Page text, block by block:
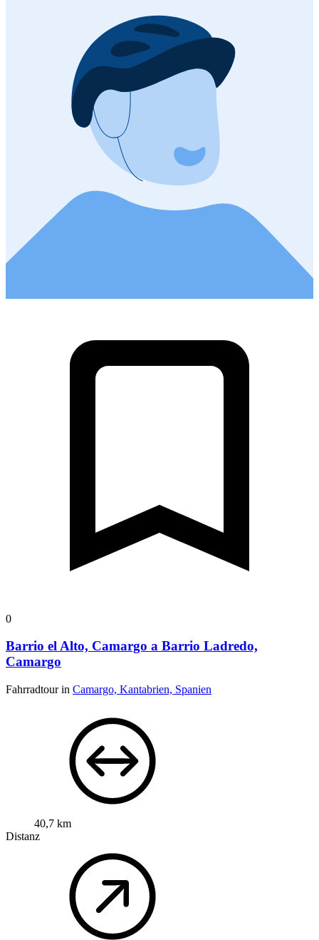
0
Barrio el Alto, Camargo a Barrio Ladredo,
Camargo
Fahrradtour in Camargo, Kantabrien, Spanien
40,7 km
Distanz